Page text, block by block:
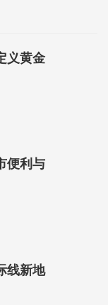
义黄金
便利与
线新地